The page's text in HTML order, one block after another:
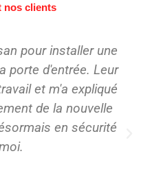
nos clients
pour installer une
porte d'entrée. Leur
et m'a expliqué
de la nouvelle
en sécurité